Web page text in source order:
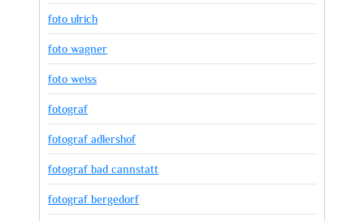
foto ulrich
foto wagner
foto weiss
fotograf
fotograf adlershof
fotograf bad cannstatt
fotograf bergedorf